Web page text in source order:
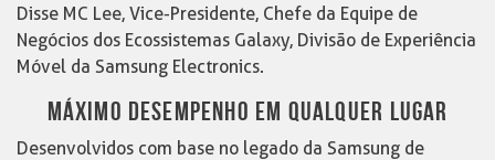
Disse MC Lee, Vice-Presidente, Chefe da Equipe de
Negócios dos Ecossistemas Galaxy, Divisão de Experiência
Móvel da Samsung Electronics.
MÁXIMO DESEMPENHO EM QUALQUER LUGAR
Desenvolvidos com base no legado da Samsung de